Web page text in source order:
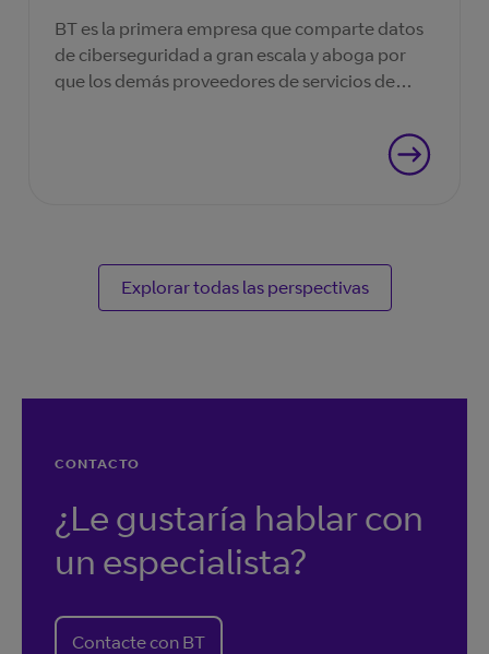
BT es la primera empresa que comparte datos
de ciberseguridad a gran escala y aboga por
que los demás proveedores de servicios de
Explorar todas las perspectivas
CONTACTO
¿Le gustaría hablar con
un especialista?
Contacte con BT